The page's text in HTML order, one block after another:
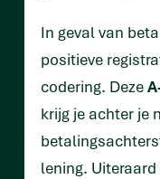
In geval van
positieve
codering. Deze
krijg je achter je
lening.